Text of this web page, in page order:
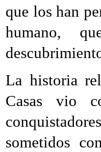
que los han
humano,
La historia
Casas vio
sometidos